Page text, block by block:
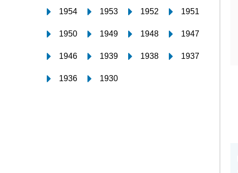
1954 1953 1952 1951
1950 1949 1948 1947
1946 1939 1938 1937
1936 1930